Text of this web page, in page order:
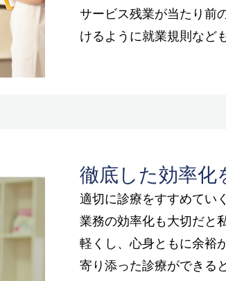
サービス残業が当たり前
けるように就業規則など
徹底した効率化
適切に診療をすすめてい
業務の効率化も大切だと
軽くし、心身ともに余裕
寄り添った診療ができる